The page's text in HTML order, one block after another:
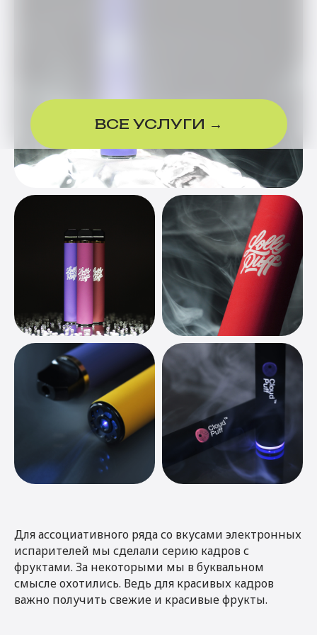
Для ассоциативного ряда со вкусами электронных
испарителей мы сделали серию кадров с
фруктами. За некоторыми мы в буквальном
смысле охотились. Ведь для красивых кадров
важно получить свежие и красивые фрукты.